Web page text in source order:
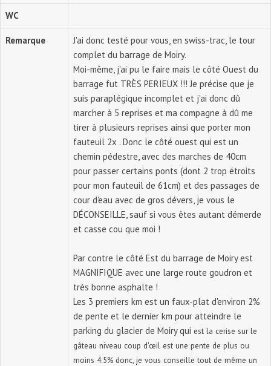
WC
Remarque
J'ai donc testé pour vous, en swiss-trac, le tour
complet du barrage de Moiry.
Moi-même, j'ai pu le faire mais le côté Ouest du
barrage fut TRÈS PERIEUX !!! Je précise que je
suis paraplégique incomplet et j'ai donc dû
marcher à 5 reprises et ma compagne à dû me
tirer à plusieurs reprises ainsi que porter mon
fauteuil 2x . Donc le côté ouest qui est un
chemin pédestre, avec des marches de 40cm
pour passer certains ponts (dont 2 trop étroits
pour mon fauteuil de 61cm) et des passages de
cour d'eau avec de gros dévers, je vous le
DÉCONSEILLE, sauf si vous êtes autant démerde
et casse cou que moi !
Par contre le côté Est du barrage de Moiry est
MAGNIFIQUE avec une large route goudron et
très bonne asphalte !
Les 3 premiers km est un faux-plat d'environ 2%
de pente et le dernier km pour atteindre le
parking du glacier de Moiry qui est la cerise sur le
gâteau niveau coup d'œil est une pente de plus ou
moins 4.5% donc, je vous conseille tout de même un